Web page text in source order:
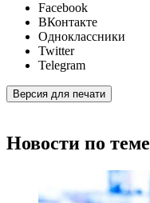
Facebook
ВКонтакте
Одноклассники
Twitter
Telegram
Версия для печати
Новости по теме